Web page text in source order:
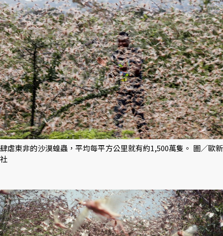
肆虐東非的沙漠蝗蟲，平均每平方公里就有約1,500萬隻。 圖／歐新
社